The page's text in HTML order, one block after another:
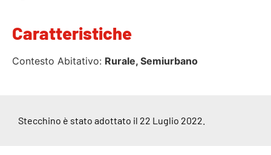
Caratteristiche
Contesto Abitativo: Rurale, Semiurbano
Stecchino è stato adottato il 22 Luglio 2022.